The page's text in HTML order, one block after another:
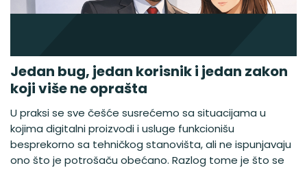
Jedan bug, jedan korisnik i jedan zakon
koji više ne oprašta
U praksi se sve češće susrećemo sa situacijama u
kojima digitalni proizvodi i usluge funkcionišu
besprekorno sa tehničkog stanovišta, ali ne ispunjavaju
ono što je potrošaču obećano. Razlog tome je što se